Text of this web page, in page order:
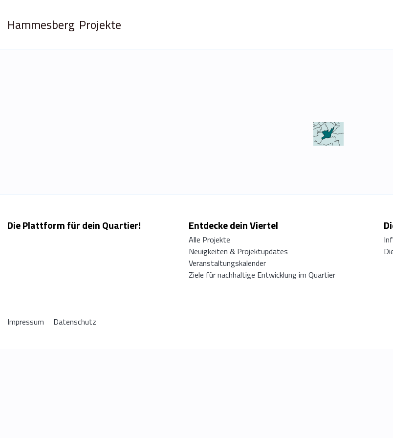
Hammesberg Projekte
Die Plattform für dein Quartier! Entdecke dein Viertel
Alle Projekte
Neuigkeiten & Projektupdates
Veranstaltungskalender
Ziele für nachhaltige Entwicklung im Quartier
Impressum Datenschutz